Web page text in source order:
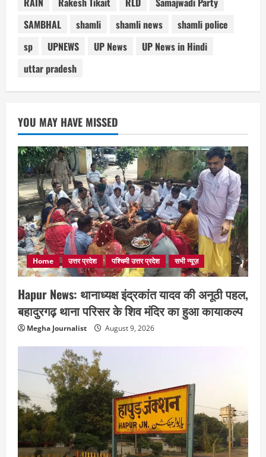
SAMBHAL
shamli shamli news
shamli police
sp
UPNEWS UP News
UP News in Hindi
uttar pradesh
YOU MAY HAVE MISSED
Home उत्तर प्रदेश पश्चिमी उत्तर प्रदेश सभी न्यूज़
Hapur News: थानाध्यक्ष इंद्रकांत यादव की अनूठी पहल,
बहादुरगढ़ थाना परिसर के शिव मंदिर का हुआ कायाकल्प
Megha Journalist August 9, 2026